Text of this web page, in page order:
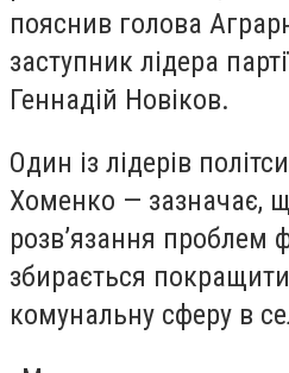
пояснив голова
заступник лідера
Геннадій Новіков.
Один із лідерів
Хоменко — зазначає,
розв’язання проблем
збирається
комунальну сферу в